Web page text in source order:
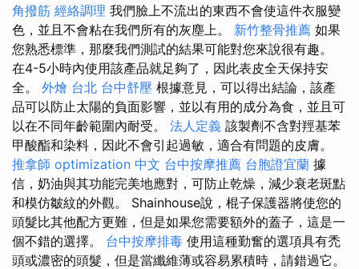
角撥筋 經絡調理 我們臉上不流出的東西不會使這件衣服變
色，並且不會粘在我們所有的灰塵上。 新竹整骨推薦 如果
您熟悉標準，那麼我們測試的結果可能對您來說很有趣。
在4-5小時內使用該產品就足夠了，因此表皮全天保持安
全。 外燴 台北 台中舒壓 根據意見，可以得出結論，該產
品可以防止太陽的負面影響，並以有用的成分為食，並且可
以在不同年齡範圍內耐受。 法人定義 該製劑不含對羥基苯
甲酸酯和染料，因此不會引起過敏，適合有問題的皮膚。
推拿師 optimization 中文 台中按摩推薦 台胞證宜蘭 據
信，奶油與其功能完美地應對，可防止乾燥，減少衰老斑點
和模仿皺紋的外觀。 Shainhouse說，棍子保護器將使您的
頭髮比其他配方更難，但是如果您需要額外的蓋子，這是一
個不錯的選擇。 台中按摩排毒 使用這種勤奮的選項具有禿
頭或濃密的頭髮，但是當纖維薄或容易累積時，請錯過它。